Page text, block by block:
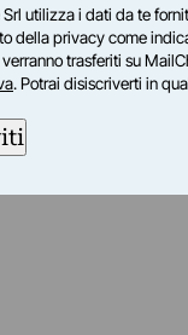
utilizza i dati da te
della privacy come
trasferiti su
. Potrai disiscriverti in